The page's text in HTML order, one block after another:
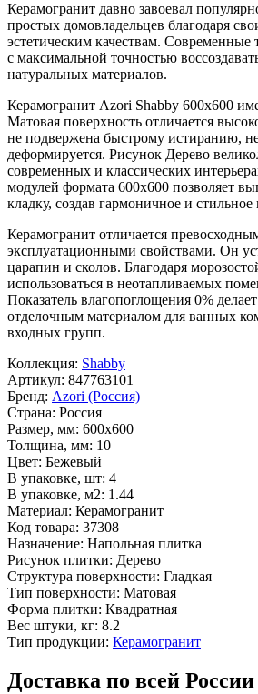
Керамогранит давно завоевал
простых домовладельцев благодаря
эстетическим качествам. Современные
с максимальной точностью
натуральных материалов.
Керамогранит Azori Shabby 600x600
Матовая поверхность отличается
не подвержена быстрому истиранию, не
деформируется. Рисунок Дерево
современных и классических
модулей формата 600x600 позволяет
кладку, создав гармоничное и стильное
Керамогранит отличается
эксплуатационными свойствами. Он
царапин и сколов. Благодаря
использоваться в неотапливаемых
Показатель влагопоглощения 0%
отделочным материалом для ванных
входных групп.
Коллекция: Shabby
Артикул: 847763101
Бренд: Azori (Россия)
Страна: Россия
Размер, мм: 600x600
Толщина, мм: 10
Цвет: Бежевый
В упаковке, шт: 4
В упаковке, м2: 1.44
Материал: Керамогранит
Код товара: 37308
Назначение: Напольная плитка
Рисунок плитки: Дерево
Структура поверхности: Гладкая
Тип поверхности: Матовая
Форма плитки: Квадратная
Вес штуки, кг: 8.2
Тип продукции: Керамогранит
Доставка по всей России